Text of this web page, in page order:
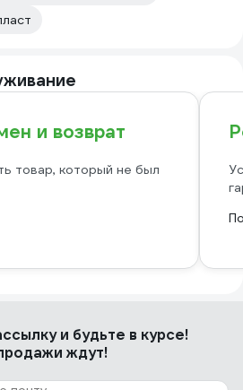
и возврат
товар, который не был
и будьте в курсе!
ждут!